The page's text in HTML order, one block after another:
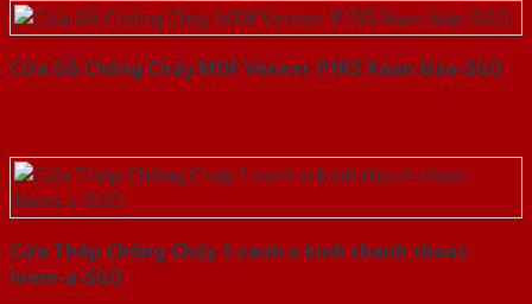
Cửa Gỗ Chống Cháy MDF Veneer P1R5 Xoan Đào-SGD
Cửa Thép Chống Cháy 1 canh o kinh thanh thoat
hiem-a-SGD